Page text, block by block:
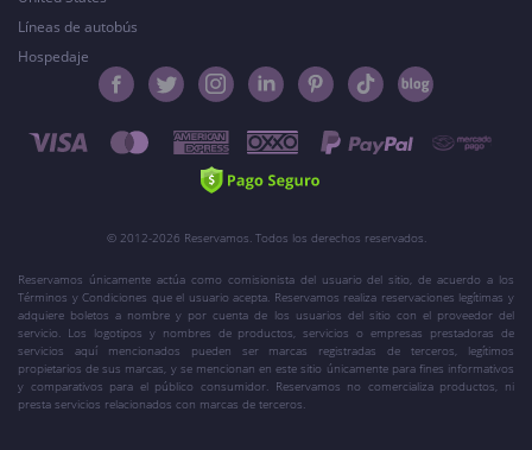
Líneas de autobús
Hospedaje
© 2012-2026 Reservamos. Todos los derechos reservados.
Reservamos únicamente actúa como comisionista del usuario del sitio, de acuerdo a los
Términos y Condiciones que el usuario acepta. Reservamos realiza reservaciones legítimas y
adquiere boletos a nombre y por cuenta de los usuarios del sitio con el proveedor del
servicio. Los logotipos y nombres de productos, servicios o empresas prestadoras de
servicios aquí mencionados pueden ser marcas registradas de terceros, legítimos
propietarios de sus marcas, y se mencionan en este sitio únicamente para fines informativos
y comparativos para el público consumidor. Reservamos no comercializa productos, ni
presta servicios relacionados con marcas de terceros.